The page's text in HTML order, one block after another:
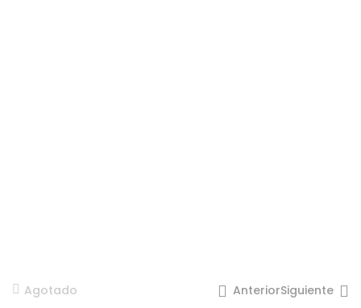
Agotado AnteriorSiguiente